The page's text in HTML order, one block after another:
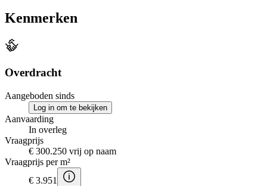
Kenmerken
Overdracht
Aangeboden sinds
Log in om te bekijken
Aanvaarding
In overleg
Vraagprijs
€ 300.250 vrij op naam
Vraagprijs per m²
€ 3.951